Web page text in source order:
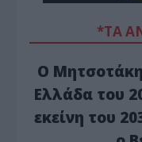
*ΤΑ
Ο
Ελλάδα του
εκείνη του